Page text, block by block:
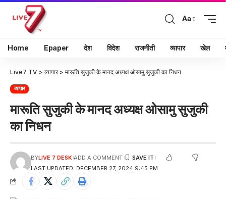
Aa
Home Epaper देश विदेश राजनीती व्यापार खेल
Live7 TV > व्यापार> मारूति सुजुकी के मानद अध्यक्ष ओसामु सुजुकी का निधन
व्यापार
मारूति सुजुकी के मानद अध्यक्ष ओसामु सुजुकी
का निधन
LAST UPDATED: DECEMBER 27, 2024 9:45 PM
BYLIVE 7 DESK ADD A COMMENT